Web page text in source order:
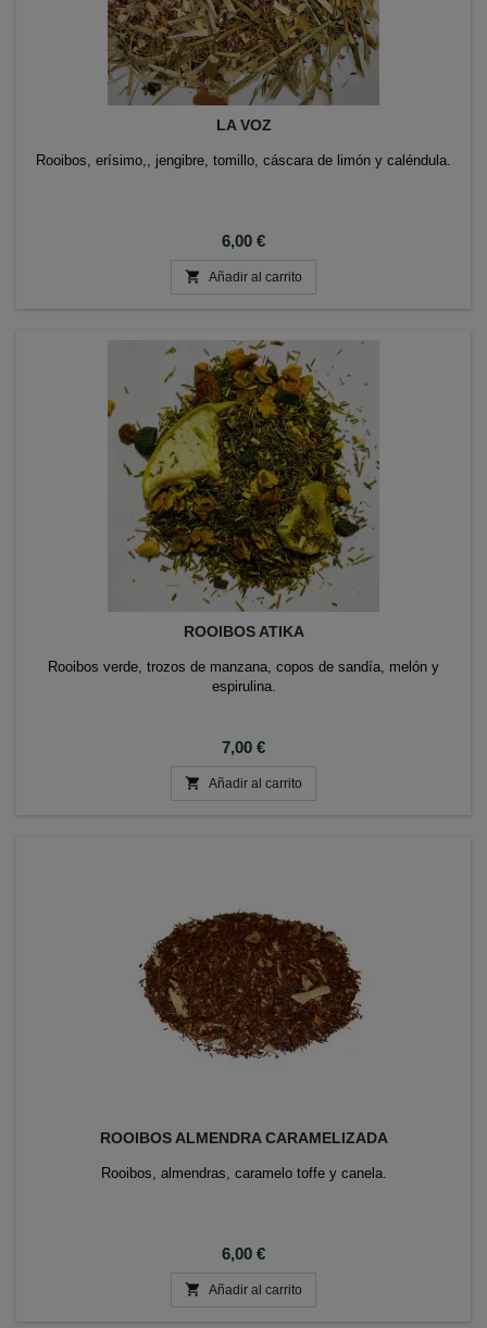
LA VOZ
Rooibos, erísimo,, jengibre, tomillo, cáscara de limón y caléndula.
Precio
6,00 €
 Añadir al carrito
ROOIBOS ATIKA
Rooibos verde, trozos de manzana, copos de sandía, melón y
espirulina.
Precio
7,00 €
 Añadir al carrito
ROOIBOS ALMENDRA CARAMELIZADA
Rooibos, almendras, caramelo toffe y canela.
Precio
6,00 €
 Añadir al carrito